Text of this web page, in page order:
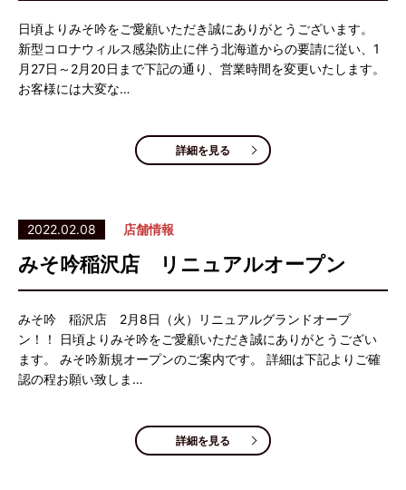
日頃よりみそ吟をご愛顧いただき誠にありがとうございます。
新型コロナウィルス感染防止に伴う北海道からの要請に従い、1
月27日～2月20日まで下記の通り、営業時間を変更いたします。
お客様には大変な…
詳細を見る
2022.02.08 店舗情報
みそ吟稲沢店 リニュアルオープン
みそ吟 稲沢店 2月8日（火）リニュアルグランドオープ
ン！！ 日頃よりみそ吟をご愛顧いただき誠にありがとうござい
ます。 みそ吟新規オープンのご案内です。 詳細は下記よりご確
認の程お願い致しま…
詳細を見る